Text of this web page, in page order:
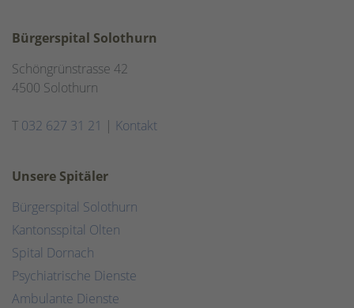
Bürgerspital Solothurn
Schöngrünstrasse 42
4500 Solothurn
T 032 627 31 21 | Kontakt
Unsere Spitäler
Bürgerspital Solothurn
Kantonsspital Olten
Spital Dornach
Psychiatrische Dienste
Ambulante Dienste